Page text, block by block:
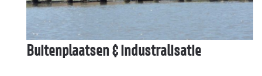
Buitenplaatsen & industralisatie